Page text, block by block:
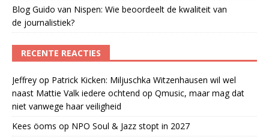
Blog Guido van Nispen: Wie beoordeelt de kwaliteit van
de journalistiek?
RECENTE REACTIES
Jeffrey op Patrick Kicken: Miljuschka Witzenhausen wil wel
naast Mattie Valk iedere ochtend op Qmusic, maar mag dat
niet vanwege haar veiligheid
Kees öoms op NPO Soul & Jazz stopt in 2027